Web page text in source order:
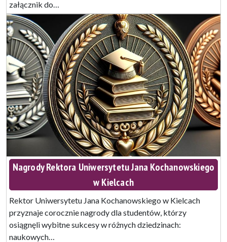
załącznik do…
Nagrody Rektora Uniwersytetu Jana Kochanowskiego
w Kielcach
Rektor Uniwersytetu Jana Kochanowskiego w Kielcach
przyznaje corocznie nagrody dla studentów, którzy
osiągnęli wybitne sukcesy w różnych dziedzinach:
naukowych…